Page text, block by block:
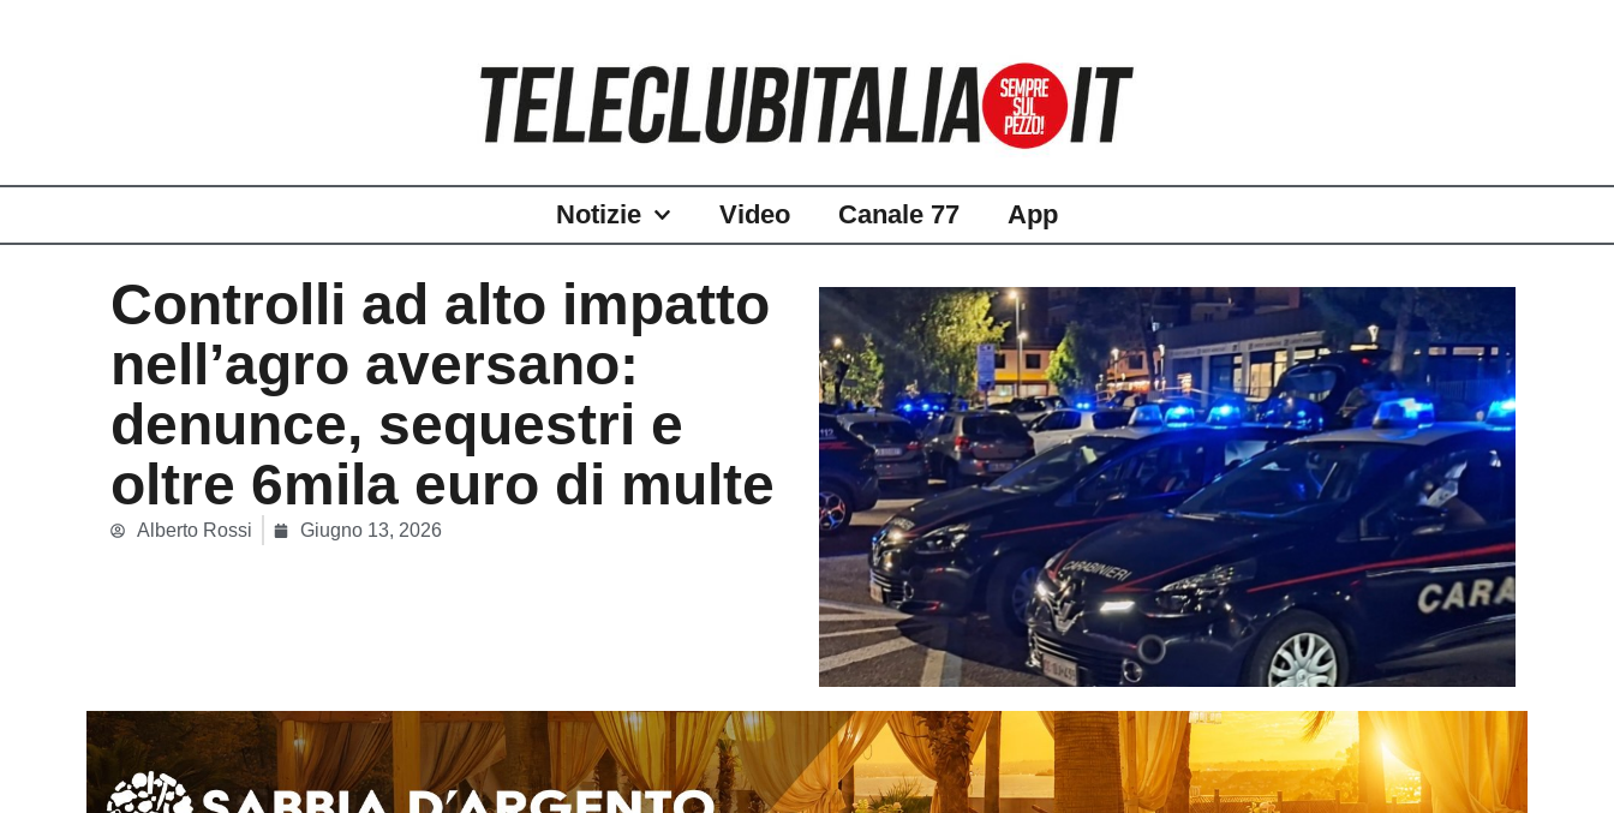
Notizie Video Canale 77 App
Controlli ad alto impatto
nell’agro aversano:
denunce, sequestri e
oltre 6mila euro di multe
Alberto Rossi Giugno 13, 2026